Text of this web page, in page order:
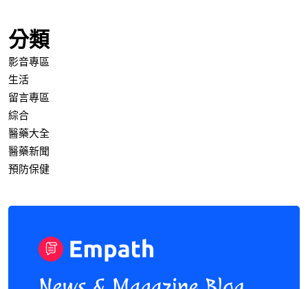
分類
影音專區
生活
留言專區
綜合
醫藥大全
醫藥新聞
預防保健